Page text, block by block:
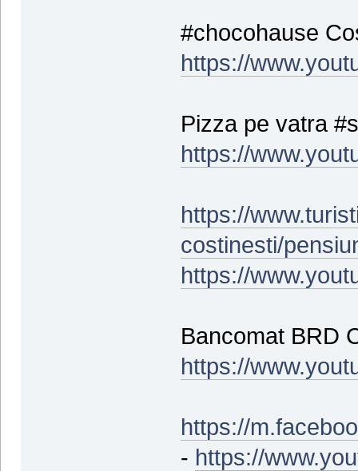
#chocohause
https://
Pizza pe vatra
https://
https://
costinesti/
https://
Bancomat BRD
https://
https://
- https://